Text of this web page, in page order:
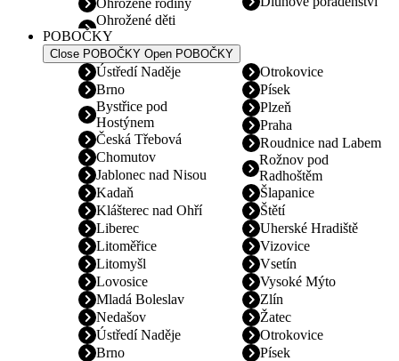
Ohrožené rodiny
Ohrožené děti
POBOČKY
Close POBOČKY Open POBOČKY
Ústředí Naděje
Brno
Bystřice pod
Hostýnem
Česká Třebová
Chomutov
Jablonec nad Nisou
Kadaň
Klášterec nad Ohří
Liberec
Litoměřice
Litomyšl
Lovosice
Mladá Boleslav
Nedašov
Otrokovice
Písek
Plzeň
Praha
Roudnice nad Labem
Rožnov pod
Radhoštěm
Šlapanice
Štětí
Uherské Hradiště
Vizovice
Vsetín
Vysoké Mýto
Zlín
Žatec
Ústředí Naděje
Brno
Otrokovice
Písek